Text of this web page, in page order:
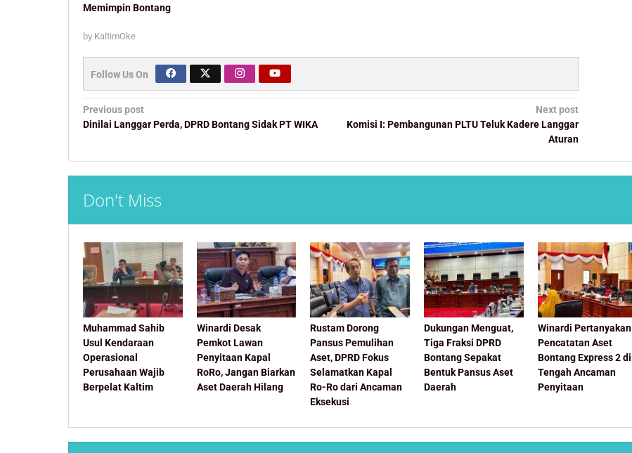
Memimpin Bontang
by KaltimOke
Follow Us On
Post
navigation
Previous post
Dinilai Langgar Perda, DPRD Bontang Sidak PT WIKA
Next post
Komisi I: Pembangunan PLTU Teluk Kadere Langgar
Aturan
Don't Miss
Muhammad Sahib
Usul Kendaraan
Operasional
Perusahaan Wajib
Berpelat Kaltim
Winardi Desak
Pemkot Lawan
Penyitaan Kapal
RoRo, Jangan Biarkan
Aset Daerah Hilang
Rustam Dorong
Pansus Pemulihan
Aset, DPRD Fokus
Selamatkan Kapal
Ro-Ro dari Ancaman
Eksekusi
Dukungan Menguat,
Tiga Fraksi DPRD
Bontang Sepakat
Bentuk Pansus Aset
Daerah
Winardi Pertanyakan
Pencatatan Aset
Bontang Express 2 di
Tengah Ancaman
Penyitaan